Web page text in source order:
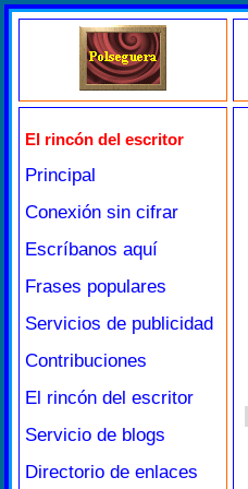
El rincón del escritor
Principal
Conexión sin cifrar
Escríbanos aquí
Frases populares
Servicios de publicidad
Contribuciones
El rincón del escritor
Servicio de blogs
Directorio de enlaces